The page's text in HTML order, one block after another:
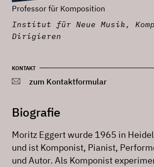
Professor für Komposition
Institut für Neue Musik,
Dirigieren
KONTAKT
zum Kontaktformular
Biografie
Moritz Eggert wurde 1965 in
und ist Komponist, Pianist,
und Autor. Als Komponist